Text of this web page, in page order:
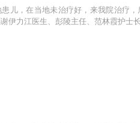
儿，在当地未治疗好，来我院治疗
伊力江医生、彭陵主任、范林霞护士